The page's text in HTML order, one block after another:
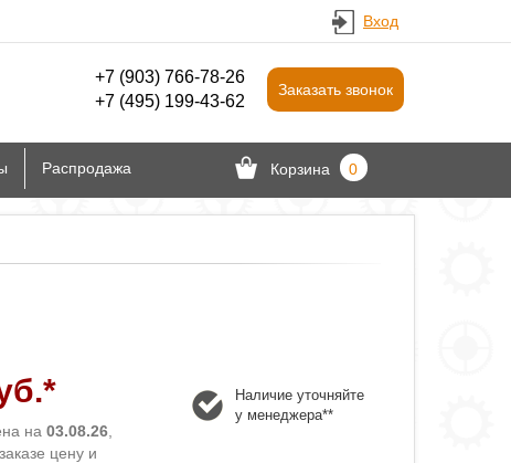
Вход
+7 (903) 766‑78-26
+7 (495) 199-43-62
Заказать звонок
Распродажа Корзина 0
на 03.08.26,
цену и
Наличие уточняйте
у менеджера**